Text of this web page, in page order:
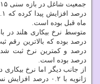
ماه قبل بوده است.
درصد بوده است.
از جانب دیگر اما نرخ بیكاری
ژانویه با ۰.۲ درصد